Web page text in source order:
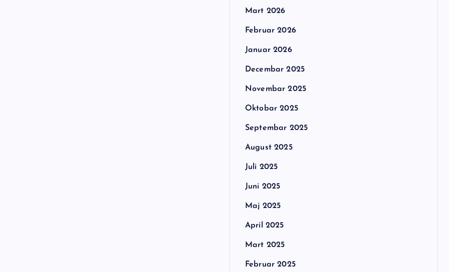
Mart 2026
Februar 2026
Januar 2026
Decembar 2025
Novembar 2025
Oktobar 2025
Septembar 2025
August 2025
Juli 2025
Juni 2025
Maj 2025
April 2025
Mart 2025
Februar 2025